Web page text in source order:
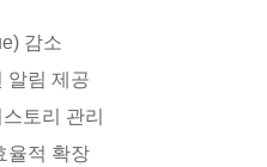
감소
알림 제공
토리 관리
율적 확장